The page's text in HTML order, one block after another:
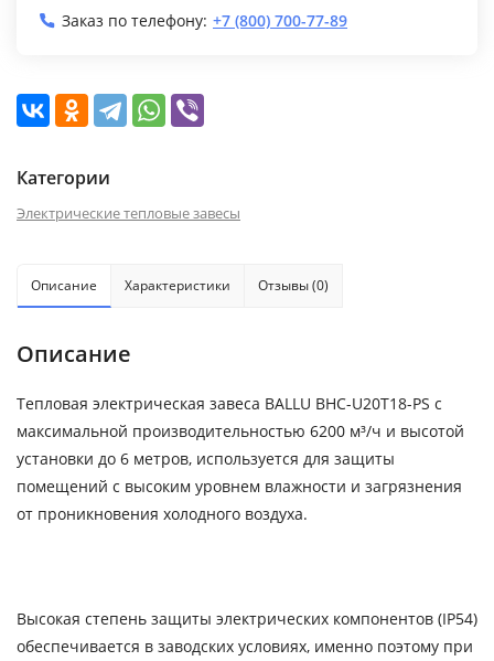
Заказ по телефону: +7 (800) 700-77-89
Категории
Электрические тепловые завесы
Описание Характеристики Отзывы (0)
Описание
Тепловая электрическая завеса BALLU BHC-U20Т18-PS c
максимальной производительностью 6200 м³/ч и высотой
установки до 6 метров, используется для защиты
помещений с высоким уровнем влажности и загрязнения
от проникновения холодного воздуха.
Высокая степень защиты электрических компонентов (IP54)
обеспечивается в заводских условиях, именно поэтому при